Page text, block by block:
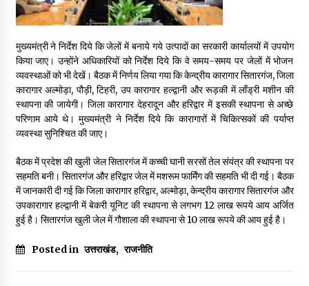
May 9, 2022
मुख्यमंत्री ने निर्देश दिये कि जेलों में बनाये गये उत्पादों का सरकारी कार्यालयों में उपयोग
किया जाए। उन्होंने अधिकारियों को निर्देश दिये कि वे समय-समय पर जेलों में भोजन
व्यवस्थाओं को भी देखें। बैठक में निर्णय लिया गया कि केन्द्रीय कारागार सितारगंज, जिला
कारागार अल्मोड़ा, पौड़ी, टिहरी, उप कारागार हल्द्वानी और रूड़की में लॉंड्री मशीन की
स्थापना की जायेगी। जिला कारागार देहरादून और हरिद्वार में इसकी स्थापना से अच्छे
परिणाम आये थे। मुख्यमंत्री ने निर्देश दिये कि कारागारों में चिकित्सकों की पर्याप्त
व्यवस्था सुनिश्चित की जाए।
बैठक में प्रदेश की खुली जेल सितारगंज में कच्ची घानी सरसों तेल संयंत्र की स्थापना पर
सहमति बनी। सितारगंज और हरिद्वार जेल में मशरूम फार्मिंग की सहमति भी दी गई। बैठक
में जानकारी दी गई कि जिला कारागार हरिद्वार, अल्मोड़ा, केन्द्रीय कारागार सितारगंज और
उपकारागार हल्द्वानी में बेकरी यूनिट की स्थापना से लगभग 12 लाख रूपये आय अर्जित
हुई है। सितारगंज खुली जेल में गौशाला की स्थापना से 10 लाख रूपये की आय हुई है।
Posted in उत्तराखंड, राजनीति